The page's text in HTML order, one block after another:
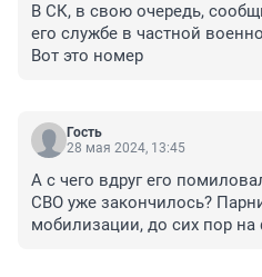
В СК, в свою очередь,
его службе в частной
Вот это номер
Гость
28 мая 2024, 13:45
А с чего вдруг его
СВО уже закончилось?
мобилизации, до сих пор на